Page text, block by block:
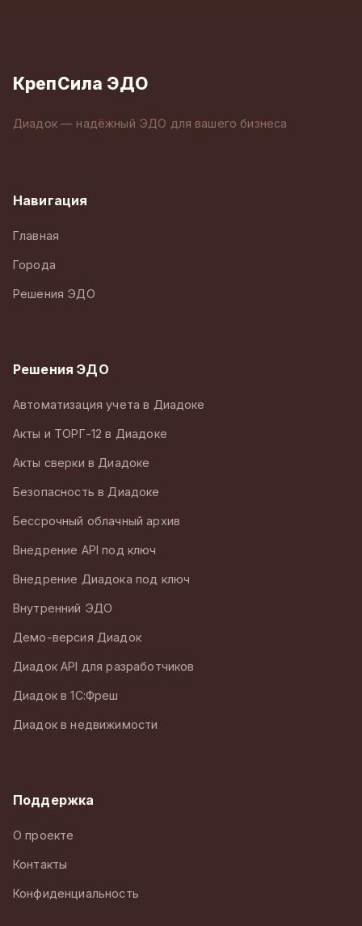
КрепСила ЭДО
Диадок — надёжный ЭДО для вашего бизнеса
Навигация
Главная
Города
Решения ЭДО
Решения ЭДО
Автоматизация учета в Диадоке
Акты и ТОРГ-12 в Диадоке
Акты сверки в Диадоке
Безопасность в Диадоке
Бессрочный облачный архив
Внедрение API под ключ
Внедрение Диадока под ключ
Внутренний ЭДО
Демо-версия Диадок
Диадок API для разработчиков
Диадок в 1С:Фреш
Диадок в недвижимости
Поддержка
О проекте
Контакты
Конфиденциальность